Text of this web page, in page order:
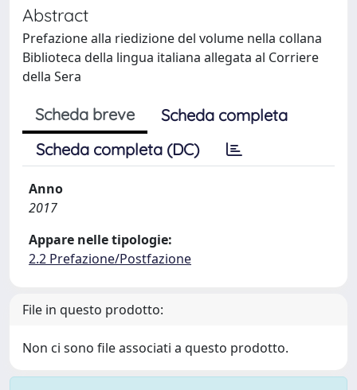
Abstract
Prefazione alla riedizione del volume nella collana
Biblioteca della lingua italiana allegata al Corriere
della Sera
Scheda breve
Scheda completa
Scheda completa (DC)
Anno
2017
Appare nelle tipologie:
2.2 Prefazione/Postfazione
File in questo prodotto:
Non ci sono file associati a questo prodotto.